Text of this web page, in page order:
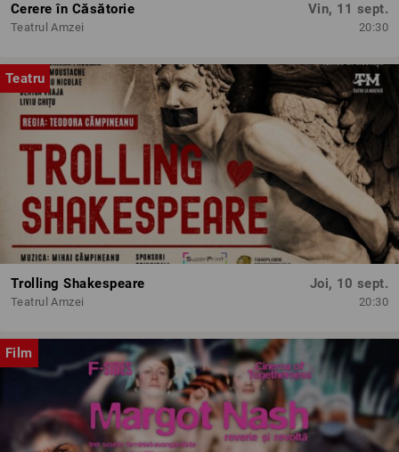
Cerere în Căsătorie
Teatrul Amzei
Vin, 11 sept.
20:30
Teatru
Trolling Shakespeare
Teatrul Amzei
Joi, 10 sept.
20:30
Film